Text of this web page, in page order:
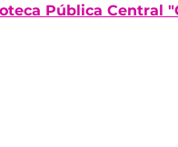
Pública Central